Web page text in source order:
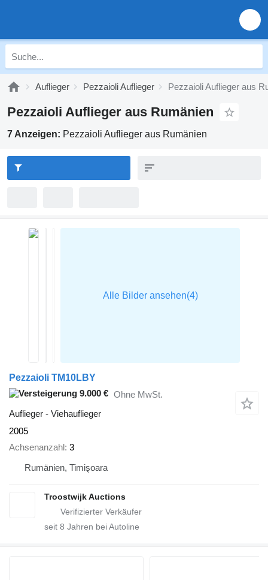
Auflieger Pezzaioli Auflieger Pezzaioli Auflieger aus
Pezzaioli Auflieger aus Rumänien
7 Anzeigen: Pezzaioli Auflieger aus Rumänien
Pezzaioli TM10LBY
9.000 € Ohne MwSt.
Auflieger - Viehauflieger
2005
Achsenanzahl 3
Rumänien, Timişoara
Troostwijk Auctions
seit 8 Jahren bei Autoline